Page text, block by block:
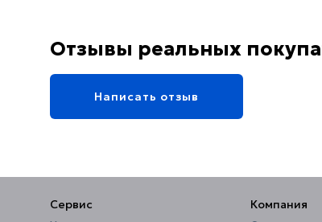
Отзывы реальных
Написать отзыв
Сервис Компания